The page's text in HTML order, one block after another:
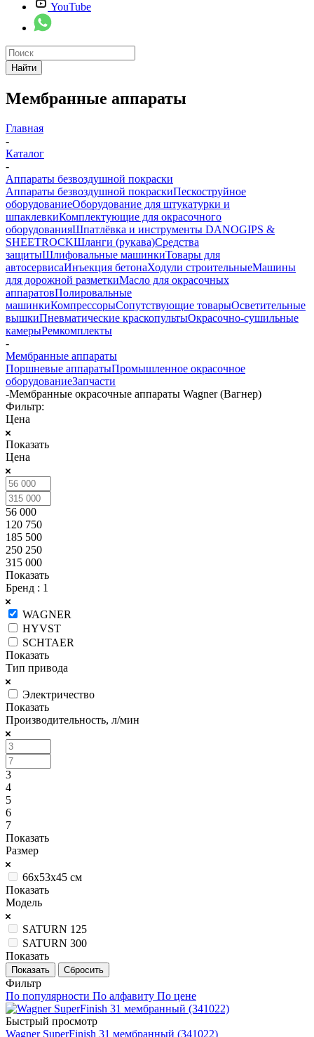
YouTube
Найти
Мембранные аппараты
Главная
-
Каталог
-
Аппараты безвоздушной покраски
Аппараты безвоздушной покраскиПескоструйное
оборудованиеОборудование для штукатурки и
шпаклевкиКомплектующие для окрасочного
оборудованияШпатлёвка и инструменты DANOGIPS &
SHEETROCKШланги (рукава)Средства
защитыШлифовальные машинкиТовары для
автосервисаИнъекция бетонаХодули строительныеМашины
для дорожной разметкиМасло для окрасочных
аппаратовПолировальные
машинкиКомпрессорыСопутствующие товарыОсветительные
вышкиПневматические краскопультыОкрасочно-сушильные
камерыРемкомплекты
-
Мембранные аппараты
Поршневые аппаратыПромышленное окрасочное
оборудованиеЗапчасти
-Мембранные окрасочные аппараты Wagner (Вагнер)
Фильтр:
Цена
Показать
Цена
56 000
120 750
185 500
250 250
315 000
Показать
Бренд : 1
WAGNER
HYVST
SCHTAER
Показать
Тип привода
Электричество
Показать
Производительность, л/мин
3
4
5
6
7
Показать
Размер
66x53x45 см
Показать
Модель
SATURN 125
SATURN 300
Показать
Сбросить
Фильтр
По популярности По алфавиту По цене
Быстрый просмотр
Wagner SuperFinish 31 мембранный (341022)